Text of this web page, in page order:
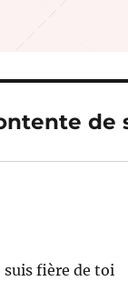
de
fière de toi